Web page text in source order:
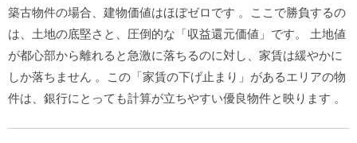
築古物件の場合、建物価値はほぼゼロです 。ここで勝負するの
は、土地の底堅さと、圧倒的な「収益還元価値」です。 土地値
が都心部から離れると急激に落ちるのに対し、家賃は緩やかに
しか落ちません 。この「家賃の下げ止まり」があるエリアの物
件は、銀行にとっても計算が立ちやすい優良物件と映ります 。